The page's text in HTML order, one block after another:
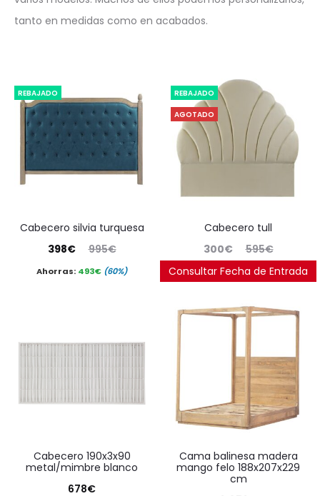
tanto en medidas como en acabados.
REBAJADO
cabecero silvia turquesa
995€
El
precio
398€
precioAhorras: 493€ (60%)
REBAJADO
AGOTADO
cabecero tull
595€
El
precio
era:
300€
precio
es:
Ahorras:244€(49.6%)
Consultar Fecha de Entrada
cabecero 190x3x90
metal/mimbre blanco
678€
cama balinesa madera
mango felo 188x207x229
cm